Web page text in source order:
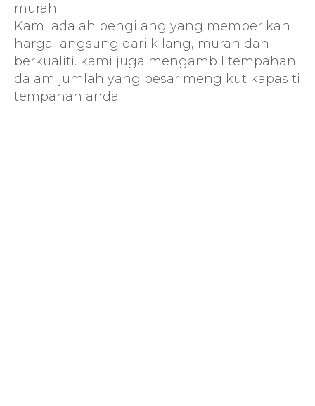
murah.
Kami adalah pengilang yang memberikan
harga langsung dari kilang, murah dan
berkualiti. kami juga mengambil tempahan
dalam jumlah yang besar mengikut kapasiti
tempahan anda.